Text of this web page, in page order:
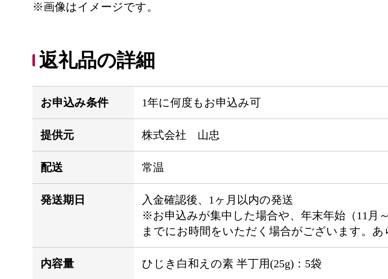
※画像はイメージです。
返礼品の詳細
お申込み条件 1年に何度もお申込み可
提供元 株式会社 山忠
配送 常温
発送期日
入金確認後、1ヶ月以内の発送
※お申込みが集中した場合や、年末年始（11月
までにお時間をいただく場合がございます。あ
内容量 ひじき白和えの素 半丁用(25g)：5袋